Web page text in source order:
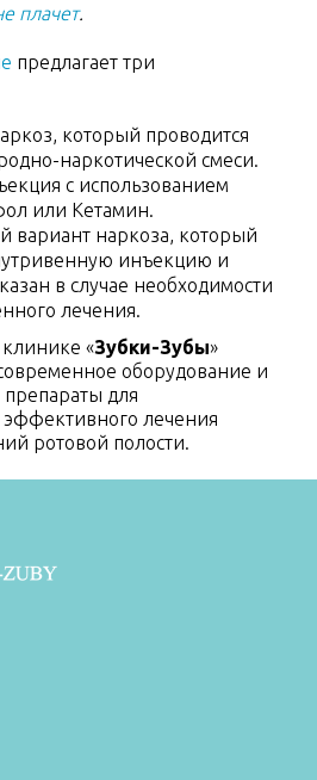
плачет.
предлагает три
который проводится
наркотической смеси.
с использованием
или Кетамин.
вариант наркоза, который
инъекцию и
в случае необходимости
лечения.
клинике «Зубки-Зубы»
оборудование и
для
лечения
ротовой полости.